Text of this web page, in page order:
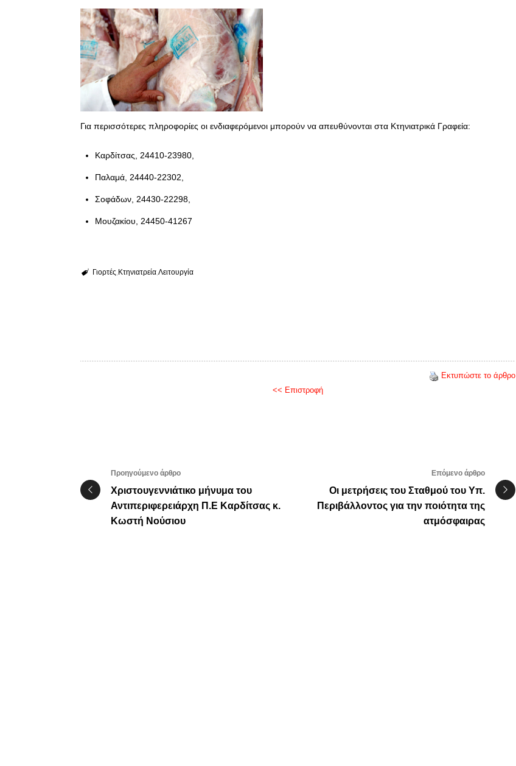
Για περισσότερες πληροφορίες οι ενδιαφερόμενοι μπορούν να απευθύνονται στα Κτηνιατρικά Γραφεία:
Καρδίτσας, 24410-23980,
Παλαμά, 24440-22302,
Σοφάδων, 24430-22298,
Μουζακίου, 24450-41267
Γιορτές Κτηνιατρεία Λειτουργία
Εκτυπώστε το άρθρο
<< Επιστροφή
Προηγούμενο άρθρο
Χριστουγεννιάτικο μήνυμα του
Αντιπεριφερειάρχη Π.Ε Καρδίτσας κ.
Κωστή Νούσιου
Επόμενο άρθρο
Οι μετρήσεις του Σταθμού του Υπ.
Περιβάλλοντος για την ποιότητα της
ατμόσφαιρας